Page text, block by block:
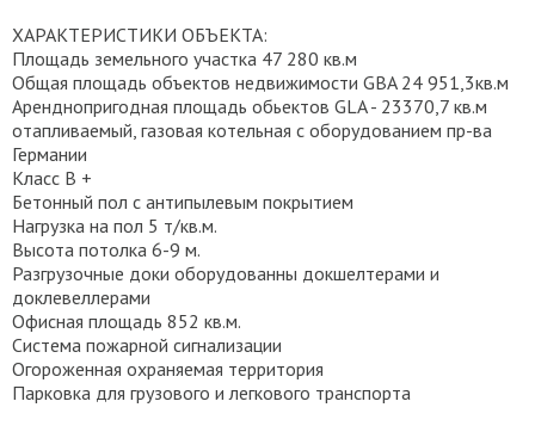
ХАРАКТЕРИСТИКИ ОБЪЕКТА:
Площадь земельного участка 47 280 кв.м
Общая площадь объектов недвижимости GBA 24 951,3кв.м
Аренднопригодная площадь обьектов GLA - 23370,7 кв.м
отапливаемый, газовая котельная с оборудованием пр-ва
Германии
Класс В +
Бетонный пол с антипылевым покрытием
Нагрузка на пол 5 т/кв.м.
Высота потолка 6-9 м.
Разгрузочные доки оборудованны докшелтерами и
доклевеллерами
Офисная площадь 852 кв.м.
Система пожарной сигнализации
Огороженная охраняемая территория
Парковка для грузового и легкового транспорта